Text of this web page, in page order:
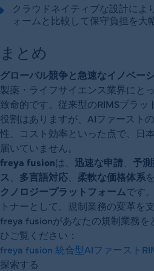
クラウドネイティブな設計によ
ォームと比較して保守負担を大
まとめ
グローバル競争と急速なイノベー
製薬・ライフサイエンス業界にと
致命的です。従来型のRIMSプラッ
役割はありますが、AIファースト
性、コスト効率といった点で、日
届いていません。
freya fusionは、 迅速な申請
予
ス
多言語対応 柔軟な価格体系
クノロジープラットフォームです
トナーとして、規制業務の変革を
freya fusionがあなたの規制業務を
ひご覧ください：
freya fusion 統合型AIファースト
探索する